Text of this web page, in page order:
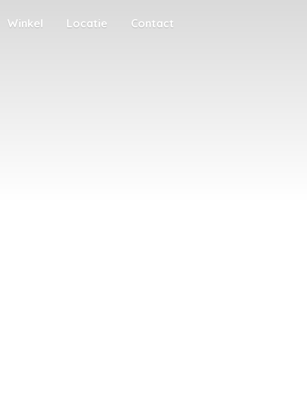
Winkel Locatie Contact